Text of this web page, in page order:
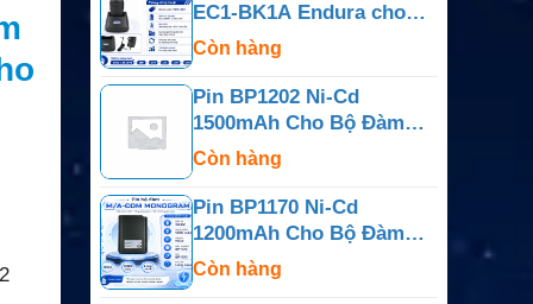
EC1-BK1A Endura cho
NiCd, NiMH, Li-Ion, LiPo
Còn hàng
Pin BP1202 Ni-Cd
1500mAh Cho Bộ Đàm
M/A-COM Panther 500P
Còn hàng
Pin BP1170 Ni-Cd
1200mAh Cho Bộ Đàm
M/A-COM Monogram
Còn hàng